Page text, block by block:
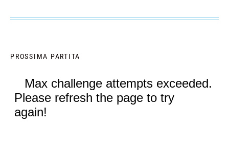
PROSSIMA PARTITA